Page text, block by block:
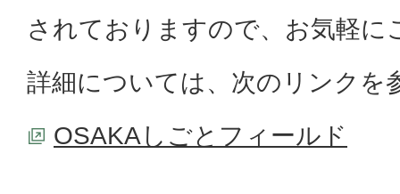
されておりますので、お気軽に
詳細については、次のリンクを
OSAKAしごとフィールド